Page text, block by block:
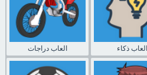
العاب دراجات العاب ذكاء